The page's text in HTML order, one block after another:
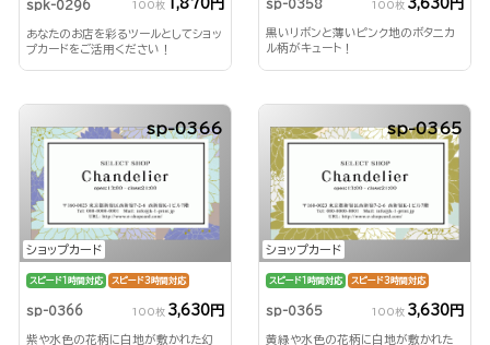
spk-0296 100枚 1,870円
あなたのお店を彩るツールとしてショッ
プカードをご活用ください！
sp-0358 100枚 3,630円
黒いリボンと薄いピンク地のボタニカ
ル柄がキュート！
ショップカード
sp-0366
スピード1時間対応 スピード3時間対応
sp-0366 100枚 3,630円
紫や水色の花柄に白地が敷かれた幻
ショップカード
sp-0365
スピード1時間対応 スピード3時間対応
sp-0365 100枚 3,630円
黄緑や水色の花柄に白地が敷かれた